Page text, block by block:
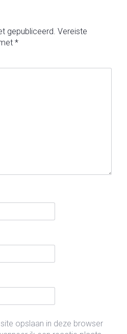
gepubliceerd. Vereiste
*
opslaan in deze browser